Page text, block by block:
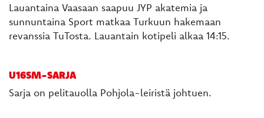
Lauantaina Vaasaan saapuu JYP akatemia ja
sunnuntaina Sport matkaa Turkuun hakemaan
revanssia TuTosta. Lauantain kotipeli alkaa 14:15.
U16SM-SARJA
Sarja on pelitauolla Pohjola-leiristä johtuen.